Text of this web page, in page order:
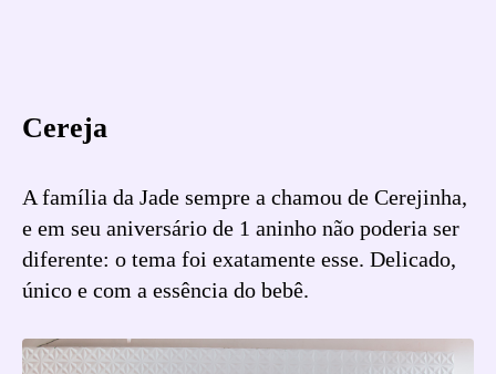
Cereja
A família da Jade sempre a chamou de Cerejinha,
e em seu aniversário de 1 aninho não poderia ser
diferente: o tema foi exatamente esse. Delicado,
único e com a essência do bebê.